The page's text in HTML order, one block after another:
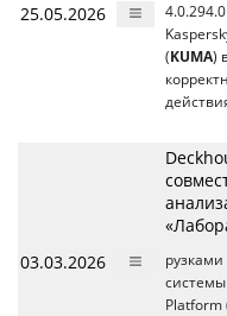
25.05.2026
(KUMA)
03.03.2026
Platform